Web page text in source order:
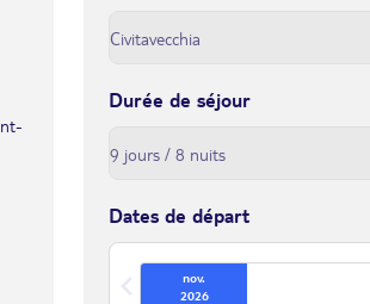
Durée de séjour
Dates de départ
nov.
2026